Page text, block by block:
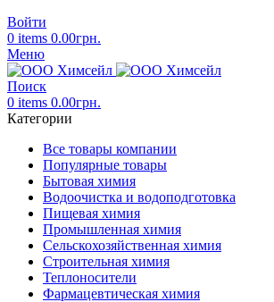
Войти
0 items 0.00грн.
Меню
Поиск
0 items 0.00грн.
Категории
Все товары компании
Популярные товары
Бытовая химия
Водоочистка и водоподготовка
Пищевая химия
Промышленная химия
Сельскохозяйственная химия
Строительная химия
Теплоносители
Фармацевтическая химия